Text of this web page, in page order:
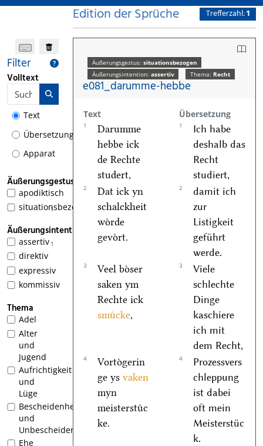
Filter
Volltext
Text
Übersetzung
Apparat
Äußerungsgestus
apodiktisch
1
situationsbezogen
Äußerungsintention
1
assertiv
direktiv
expressiv
kommissiv
Thema
Adel
Alter
und
Jugend
Aufrichtigkeit
und
Lüge
Bescheidenheit
und
Unbescheidenheit
Ehe
Edition der Sprüche Trefferzahl:1
Äußerungsgestus: situationsbezogen
Äußerungsintention: assertiv Thema: Recht
e081_darumme-hebbe
Text Übersetzung
1
Darumme
hebbe ick
de Rechte
studert,
1
Ich habe
deshalb das
Recht
studiert,
2
Dat ick yn
schalckheit
woͤrde
gevoͤrt.
2
damit ich
zur
Listigkeit
geführt
werde.
3
Veel boͤser
saken ym
Rechte ick
smuͤcke,
3
Viele
schlechte
Dinge
kaschiere
ich mit
dem Recht,
4
Vortoͤgerin
ge ys vaken
myn
meisterstuͤc
ke.
4
Prozessvers
chleppung
ist dabei
oft mein
Meisterstüc
k.